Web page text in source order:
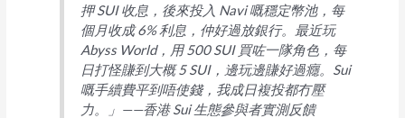
押 SUI 收息，後來投入 Navi 嘅穩定幣池，每
個月收成 6% 利息，仲好過放銀行。最近玩
Abyss World，用 500 SUI 買咗一隊角色，每
日打怪賺到大概 5 SUI，邊玩邊賺好過癮。Sui
嘅手續費平到唔使錢，我成日複投都冇壓
力。」——香港 Sui 生態參與者實測反饋